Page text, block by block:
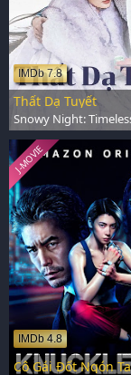
IMDb 7.8
Thất Dạ Tuyết
IMDb 4.8
J-MOVIE
Cô Gái Đốt Ngón